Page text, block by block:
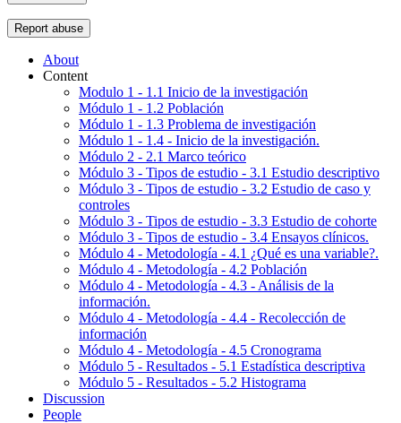
Report abuse
About
Content
Modulo 1 - 1.1 Inicio de la investigación
Módulo 1 - 1.2 Población
Módulo 1 - 1.3 Problema de investigación
Módulo 1 - 1.4 - Inicio de la investigación.
Módulo 2 - 2.1 Marco teórico
Módulo 3 - Tipos de estudio - 3.1 Estudio descriptivo
Módulo 3 - Tipos de estudio - 3.2 Estudio de caso y
controles
Módulo 3 - Tipos de estudio - 3.3 Estudio de cohorte
Módulo 3 - Tipos de estudio - 3.4 Ensayos clínicos.
Módulo 4 - Metodología - 4.1 ¿Qué es una variable?.
Módulo 4 - Metodología - 4.2 Población
Módulo 4 - Metodología - 4.3 - Análisis de la
información.
Módulo 4 - Metodología - 4.4 - Recolección de
información
Módulo 4 - Metodología - 4.5 Cronograma
Módulo 5 - Resultados - 5.1 Estadística descriptiva
Módulo 5 - Resultados - 5.2 Histograma
Discussion
People